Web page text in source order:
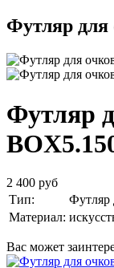
Футляр для
Футляр
2 400 руб
Тип:
Футляр
Материал:
Вас может